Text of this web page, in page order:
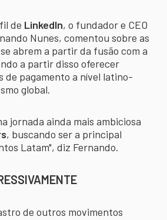
de LinkedIn, o fundador e CEO
Nunes, comentou sobre as
abrem a partir da fusão com a
a partir disso oferecer
de pagamento a nível latino-
global.
jornada ainda mais ambiciosa
, buscando ser a principal
Latam", diz Fernando.
de outros movimentos